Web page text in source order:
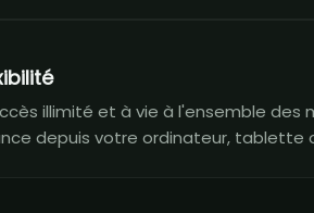
illimité et à vie à l'ensemble des
depuis votre ordinateur, tablette